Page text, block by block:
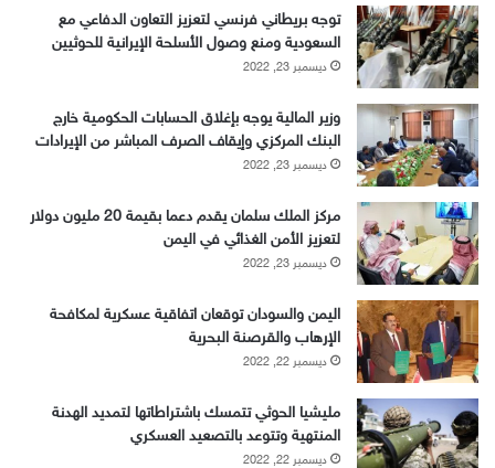
توجه بريطاني فرنسي لتعزيز التعاون الدفاعي مع
السعودية ومنع وصول الأسلحة الإيرانية للحوثيين
ديسمبر 23, 2022
وزير المالية يوجه بإغلاق الحسابات الحكومية خارج
البنك المركزي وإيقاف الصرف المباشر من الإيرادات
ديسمبر 23, 2022
مركز الملك سلمان يقدم دعما بقيمة 20 مليون دولار
لتعزيز الأمن الغذائي في اليمن
ديسمبر 23, 2022
اليمن والسودان توقعان اتفاقية عسكرية لمكافحة
الإرهاب والقرصنة البحرية
ديسمبر 22, 2022
مليشيا الحوثي تتمسك باشتراطاتها لتمديد الهدنة
المنتهية وتتوعد بالتصعيد العسكري
ديسمبر 22, 2022